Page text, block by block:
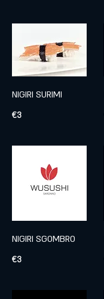
NIGIRI SURIMI
€3
NIGIRI SGOMBRO
€3